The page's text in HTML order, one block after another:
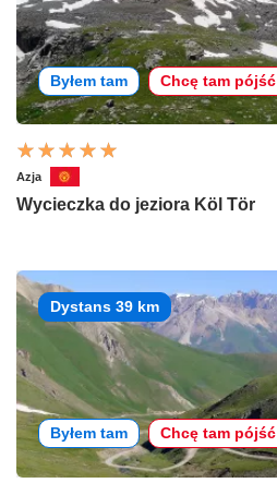
Byłem tam Chcę tam pójść
Azja
Wycieczka do jeziora Köl Tör
Dystans 39 km
Byłem tam Chcę tam pójść